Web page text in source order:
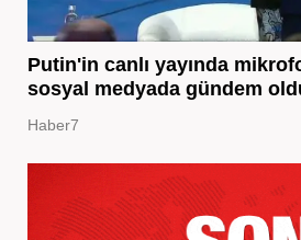
Putin'in canlı yayında
sosyal medyada gündem
Haber7